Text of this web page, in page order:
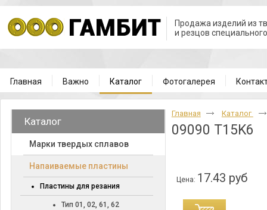
Продажа изделий из
и резцов
Главная Важно Каталог Фотогалерея
Каталог
Марки твердых сплавов
Напаиваемые пластины
Пластины для резания
Тип 01, 02, 61, 62
Главная Каталог
09090 T15K6
Цена: 17.43 руб